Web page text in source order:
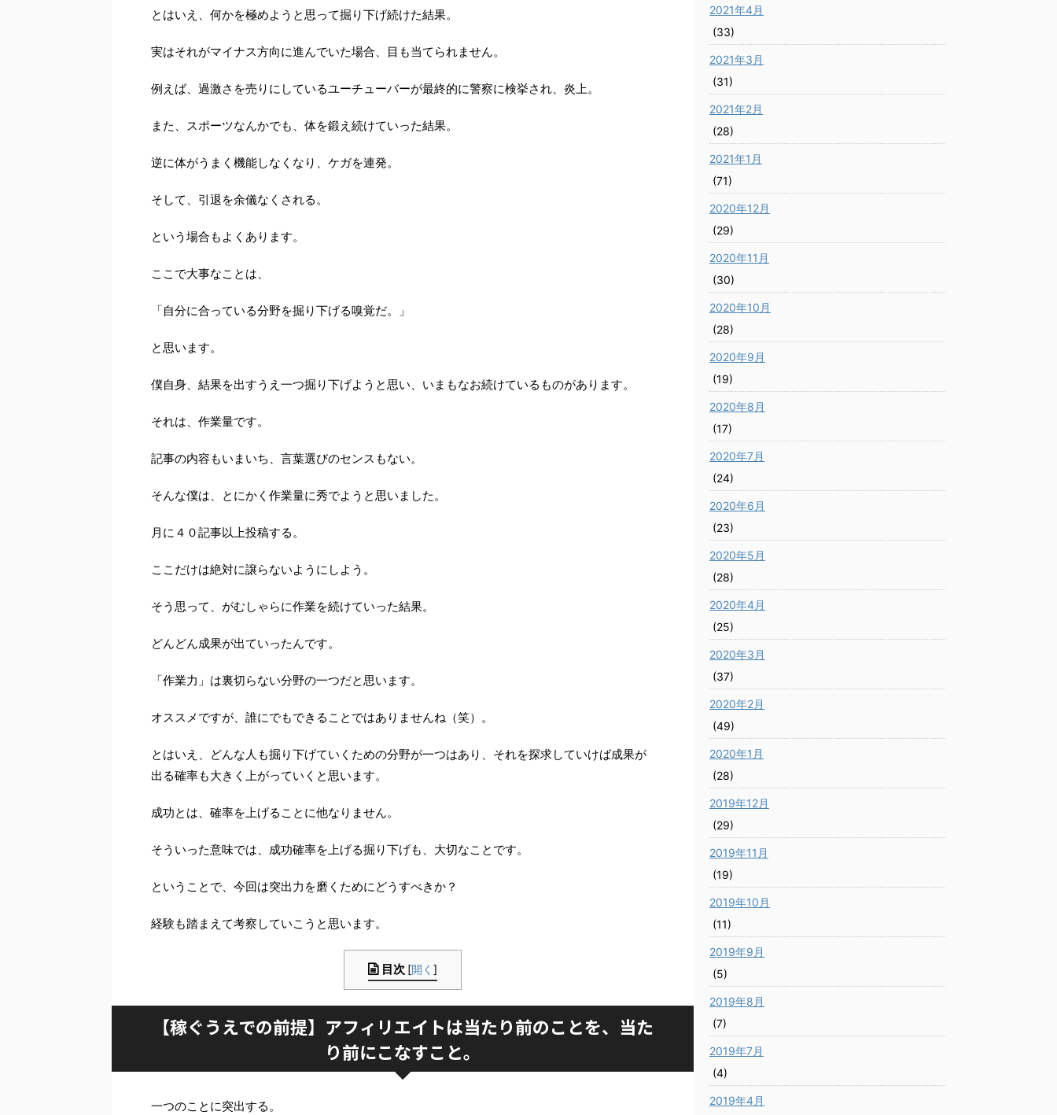
とはいえ、何かを極めようと思って掘り下げ続けた結果。
実はそれがマイナス方向に進んでいた場合、目も当てられません。
例えば、過激さを売りにしているユーチューバーが最終的に警察に検挙され、炎上。
また、スポーツなんかでも、体を鍛え続けていった結果。
逆に体がうまく機能しなくなり、ケガを連発。
そして、引退を余儀なくされる。
という場合もよくあります。
ここで大事なことは、
「自分に合っている分野を掘り下げる嗅覚だ。」
と思います。
僕自身、結果を出すうえ一つ掘り下げようと思い、いまもなお続けているものがあります。
それは、作業量です。
記事の内容もいまいち、言葉選びのセンスもない。
そんな僕は、とにかく作業量に秀でようと思いました。
月に４０記事以上投稿する。
ここだけは絶対に譲らないようにしよう。
そう思って、がむしゃらに作業を続けていった結果。
どんどん成果が出ていったんです。
「作業力」は裏切らない分野の一つだと思います。
オススメですが、誰にでもできることではありませんね（笑）。
とはいえ、どんな人も掘り下げていくための分野が一つはあり、それを探求していけば成果が
出る確率も大きく上がっていくと思います。
成功とは、確率を上げることに他なりません。
そういった意味では、成功確率を上げる掘り下げも、大切なことです。
ということで、今回は突出力を磨くためにどうすべきか？
経験も踏まえて考察していこうと思います。
目次 [開く ]
【稼ぐうえでの前提】アフィリエイトは当たり前のことを、当た
り前にこなすこと。
一つのことに突出する。
2021年4月
(33)
2021年3月
(31)
2021年2月
(28)
2021年1月
(71)
2020年12月
(29)
2020年11月
(30)
2020年10月
(28)
2020年9月
(19)
2020年8月
(17)
2020年7月
(24)
2020年6月
(23)
2020年5月
(28)
2020年4月
(25)
2020年3月
(37)
2020年2月
(49)
2020年1月
(28)
2019年12月
(29)
2019年11月
(19)
2019年10月
(11)
2019年9月
(5)
2019年8月
(7)
2019年7月
(4)
2019年4月